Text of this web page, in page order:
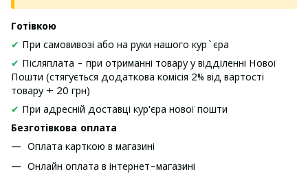
Готівкою
✔ При самовивозі або на руки нашого кур`єра
✔ Післяплата - при отриманні товару у відділенні Нової
Пошти (стягується додаткова комісія 2% від вартості
товару + 20 грн)
✔ При адресній доставці кур'єра нової пошти
Безготівкова оплата
Оплата карткою в магазині
Онлайн оплата в інтернет-магазині